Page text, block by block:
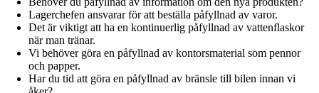
Lagerchefen ansvarar för att beställa påfyllnad av varor.
Det är viktigt att ha en kontinuerlig påfyllnad av vattenflaskor
när man tränar.
Vi behöver göra en påfyllnad av kontorsmaterial som pennor
och papper.
Har du tid att göra en påfyllnad av bränsle till bilen innan vi